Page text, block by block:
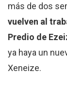
más de dos
vuelven al
Predio de
ya haya un
Xeneize.